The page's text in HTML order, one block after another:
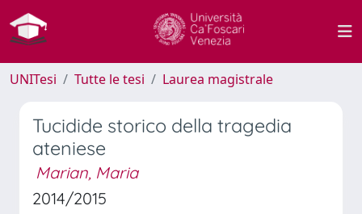
UNITesi Tutte le tesi Laurea magistrale
Tucidide storico della tragedia
ateniese
Marian, Maria
2014/2015